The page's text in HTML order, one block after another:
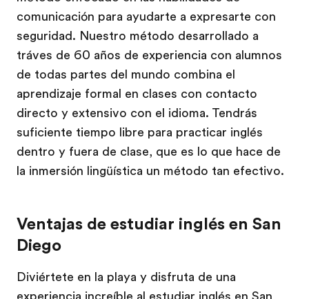
comunicación para ayudarte a expresarte con
seguridad. Nuestro método desarrollado a
tráves de 60 años de experiencia con alumnos
de todas partes del mundo combina el
aprendizaje formal en clases con contacto
directo y extensivo con el idioma. Tendrás
suficiente tiempo libre para practicar inglés
dentro y fuera de clase, que es lo que hace de
la inmersión lingüística un método tan efectivo.
Ventajas de estudiar inglés en San
Diego
Diviértete en la playa y disfruta de una
experiencia increíble al estudiar inglés en San